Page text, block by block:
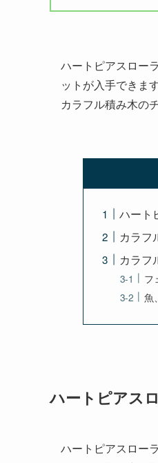
ハートピアスロー
ットが入手できます
カラフル積み木の
ハート
カラフ
カラフ
フ
魚
ハートピアス
ハートピアスロー